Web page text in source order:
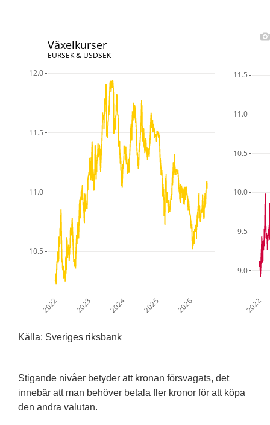
2022 2023 2024 2025 2026
10.5
11.0
11.5
12.0
2022
9.0
9.5
10.0
10.5
11.0
11.5
Växelkurser
EURSEK & USDSEK
Källa: Sveriges riksbank
Stigande nivåer betyder att kronan försvagats, det
innebär att man behöver betala fler kronor för att köpa
den andra valutan.